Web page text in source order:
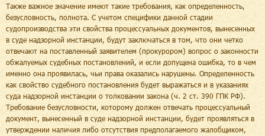
Также важное значение имеют такие требования, как определенность,
безусловность, полнота. С учетом специфики данной стадии
судопроизводства эти свойства процессуальных документов, вынесенных
в суде надзорной инстанции, будут заключаться в том, что они четко
отвечают на поставленный заявителем (прокурором) вопрос о законности
обжалуемых судебных постановлений, и если допущена ошибка, то в чем
именно она проявилась, чьи права оказались нарушены. Определенность
как свойство судебного постановления будет выражаться и в указаниях
суда надзорной инстанции о толковании закона (ч. 2 ст. 390 ГПК РФ).
Требование безусловности, которому должен отвечать процессуальный
документ, вынесенный в суде надзорной инстанции, будет проявляться в
утверждении наличия либо отсутствия предполагаемого жалобщиком,